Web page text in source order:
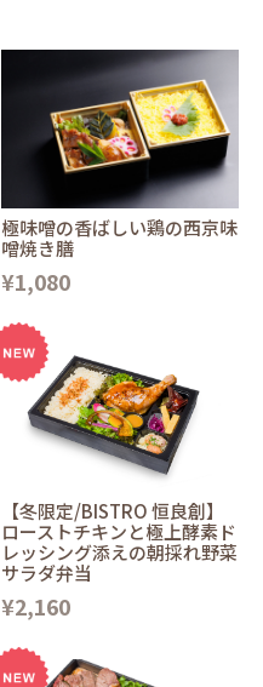
極味噌の香ばしい鶏の西京味
噌焼き膳
¥1,080
【冬限定/BISTRO 恒良創】
ローストチキンと極上酵素ド
レッシング添えの朝採れ野菜
サラダ弁当
¥2,160